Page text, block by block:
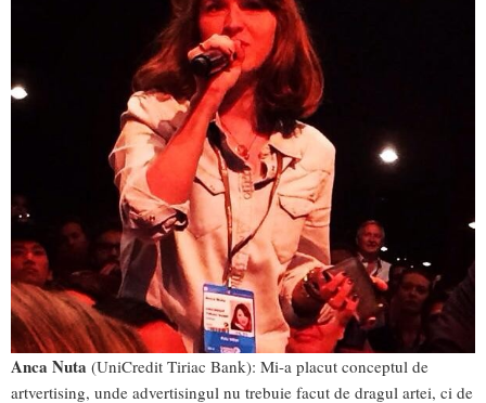
Anca Nuta (UniCredit Tiriac Bank): Mi-a placut conceptul de
artvertising, unde advertisingul nu trebuie facut de dragul artei, ci de